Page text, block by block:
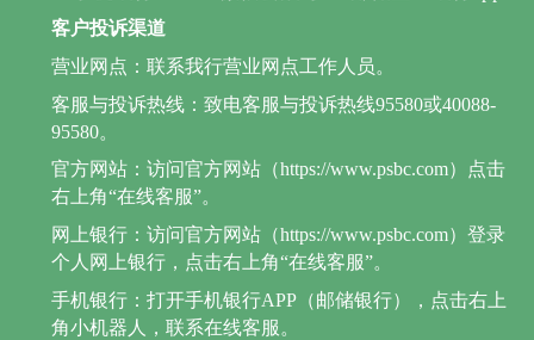
客户投诉渠道
营业网点：联系我行营业网点工作人员。
客服与投诉热线：致电客服与投诉热线95580或40088-
95580。
官方网站：访问官方网站（https://www.psbc.com）点击
右上角“在线客服”。
网上银行：访问官方网站（https://www.psbc.com）登录
个人网上银行，点击右上角“在线客服”。
手机银行：打开手机银行APP（邮储银行），点击右上
角小机器人，联系在线客服。